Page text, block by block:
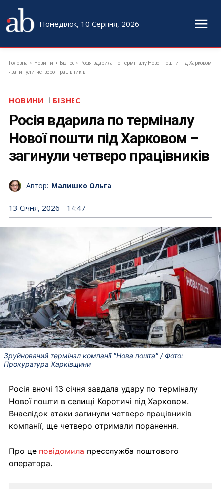
Понеділок, 10 Серпня, 2026
Головна Новини Бізнес
Росія вдарила по терміналу Нової пошти під Харковом
- загинули четверо працівників
НОВИНИ БІЗНЕС
Росія вдарила по терміналу
Нової пошти під Харковом –
загинули четверо працівників
Автор: Малишко Ольга
13 Січня, 2026 - 14:47
Зруйнований термінал компанії "Нова пошта" / Фото:
Прокуратура Харківщини
Росія вночі 13 січня завдала удару по терміналу
Нової пошти в селищі Коротичі під Харковом.
Внаслідок атаки загинули четверо працівників
компанії, ще четверо отримали поранення.
Про це повідомила пресслужба поштового
оператора.